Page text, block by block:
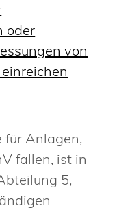
oder
von
für Anlagen,
fallen, ist in
5,